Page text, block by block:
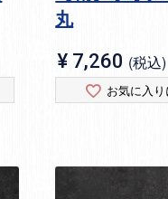
丸
¥ 7,260 税込
お気に入